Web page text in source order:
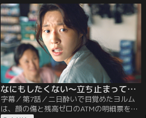
勤途中にふと満開の桜を目にした彼女は、
会社とは逆方向の電車に飛び乗る。気づか
ずにいた季節の移り変わりや、忘れていた
穏やかな時間に触れたヨルムは…。
なにもしたくない～立ち止まって、恋をして～ 第07話／字幕
字幕／第7話／二日酔いで目覚めたヨルム
は、顔の傷と残高ゼロのATMの明細票を発